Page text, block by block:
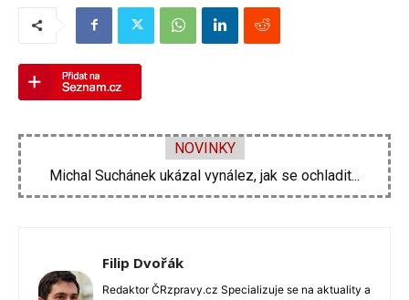
NOVINKY
Velká proměna Pavla Šporcla za pouhé tři...
Filip Dvořák
Redaktor ČRzpravy.cz Specializuje se na aktuality a